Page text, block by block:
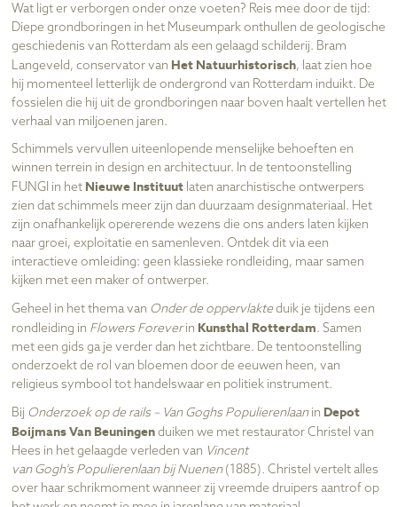
Wat ligt er verborgen onder onze voeten? Reis mee door de tijd:
Diepe grondboringen in het Museumpark onthullen de geologische
geschiedenis van Rotterdam als een gelaagd schilderij. Bram
Langeveld, conservator van Het Natuurhistorisch, laat zien hoe
hij momenteel letterlijk de ondergrond van Rotterdam induikt. De
fossielen die hij uit de grondboringen naar boven haalt vertellen het
verhaal van miljoenen jaren.
Schimmels vervullen uiteenlopende menselijke behoeften en
winnen terrein in design en architectuur. In de tentoonstelling
FUNGI in het Nieuwe Instituut laten anarchistische ontwerpers
zien dat schimmels meer zijn dan duurzaam designmateriaal. Het
zijn onafhankelijk opererende wezens die ons anders laten kijken
naar groei, exploitatie en samenleven. Ontdek dit via een
interactieve omleiding: geen klassieke rondleiding, maar samen
kijken met een maker of ontwerper.
Geheel in het thema van Onder de oppervlakteduik je tijdens een
rondleiding in Flowers Foreverin Kunsthal Rotterdam. Samen
met een gids ga je verder dan het zichtbare. De tentoonstelling
onderzoekt de rol van bloemen door de eeuwen heen, van
religieus symbool tot handelswaar en politiek instrument.
Bij Onderzoek op de rails – Van Goghs Populierenlaanin Depot
Boijmans Van Beuningenduiken we met restaurator Christel van
Hees in het gelaagde verleden van Vincent
van Gogh’s Populierenlaan bij Nuenen(1885). Christel vertelt alles
over haar schrikmoment wanneer zij vreemde druipers aantrof op